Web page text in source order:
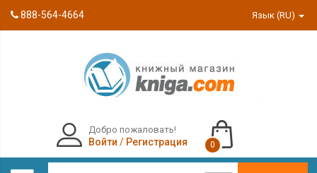
888-564-4664 Язык (RU)
Добро пожаловать!
Войти / Регистрация 0